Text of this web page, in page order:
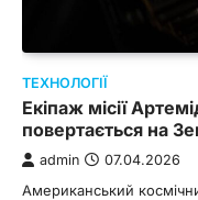
ТЕХНОЛОГІЇ
Екіпаж місії
повертається на
admin 07.04.2026
Американський